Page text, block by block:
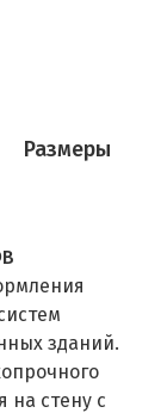
Размеры
зданий.
на стену с